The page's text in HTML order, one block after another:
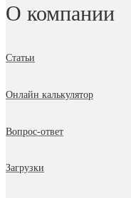
О компании
Статьи
Онлайн калькулятор
Вопрос-ответ
Загрузки